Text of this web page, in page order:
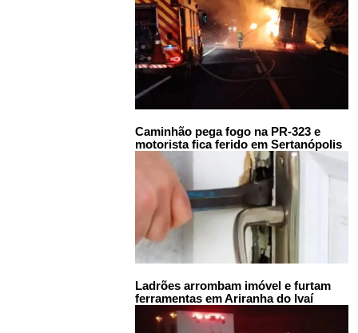
Caminhão pega fogo na PR-323 e
motorista fica ferido em Sertanópolis
Ladrões arrombam imóvel e furtam
ferramentas em Ariranha do Ivaí